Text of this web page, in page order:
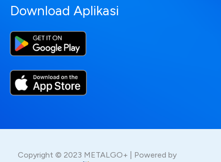
Download Aplikasi
Copyright © 2023 METALGO+ | Powered by